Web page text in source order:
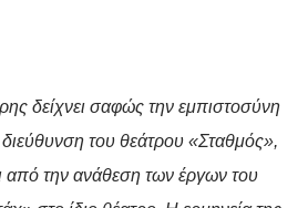
δείχνει σαφώς την εμπιστοσύνη
διεύθυνση του θεάτρου «Σταθμός»,
από την ανάθεση των έργων του